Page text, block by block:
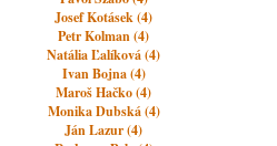
Josef Kotásek (4)
Petr Kolman (4)
Natália Ľalíková (4)
Ivan Bojna (4)
Maroš Hačko (4)
Monika Dubská (4)
Ján Lazur (4)